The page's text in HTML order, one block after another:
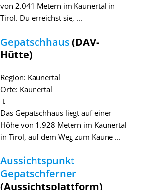
von 2.041 Metern im Kaunertal in
Tirol. Du erreichst sie, ...
Gepatschhaus (DAV-
Hütte)
Region: Kaunertal
Orte: Kaunertal
t
Das Gepatschhaus liegt auf einer
Höhe von 1.928 Metern im Kaunertal
in Tirol, auf dem Weg zum Kaune ...
Aussichtspunkt
Gepatschferner
(Aussichtsplattform)